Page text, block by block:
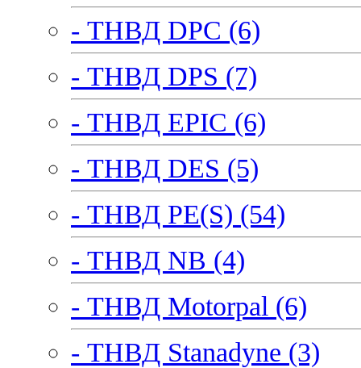
- ТНВД DPC (6)
- ТНВД DPS (7)
- ТНВД EPIC (6)
- ТНВД DES (5)
- ТНВД PE(S) (54)
- ТНВД NB (4)
- ТНВД Motorpal (6)
- ТНВД Stanadyne (3)